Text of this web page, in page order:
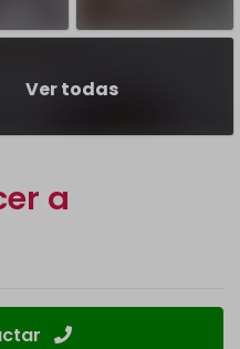
Ver todas
a